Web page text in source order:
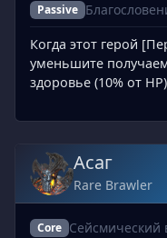
Passive
Когда этот герой
уменьшите
здоровье (10% от
Асаг
Rare Brawler
Core Сейсмический